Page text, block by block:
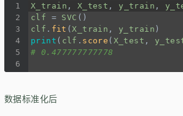
1 X_train , X_test , y_train ,
2
clf = SVC ()
3
clf . fit ( X_train , y_train )
4
print ( clf . score ( X_test ,
5
# 0.477777777778
6
数据标准化后